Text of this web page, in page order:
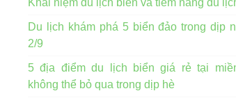
Khái niệm du lịch biển và tiềm năng du
Du lịch khám phá 5 biển đảo trong dịp
2/9
5 địa điểm du lịch biển giá rẻ tại
không thể bỏ qua trong dịp hè